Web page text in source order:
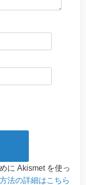
に Akismet を使っ
法の詳細はこちら